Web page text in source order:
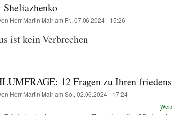
Herr Martin Mairam Fr., 07.06.2024 - 15:26
ist kein Verbrechen
12 Fragen zu Ihren
Herr Martin Mairam So., 02.06.2024 - 17:24